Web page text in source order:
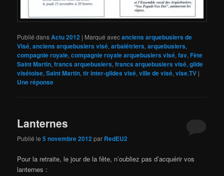
Publié dansActu 2012 | Marqué avecanciens arquebusiers de
Visé,anciens arquebusiers visé,arbalétriers,arquebusiers,
compagnie royale,compagnie royale arquebusiers visé,fav,Fête
Saint Martin,francs arquebusiers,francs arquebusiers visé,gilde
visétoise,Saint Martin,tir inter-gildes visé,ville de visé,vise.TV |
Uneréponse
Lanternes
Publié le5 novembre 2012par RedEU2
Pour la retraite, le jour de la fête, n’oubliez pas d’acquérir vos
lanternes :